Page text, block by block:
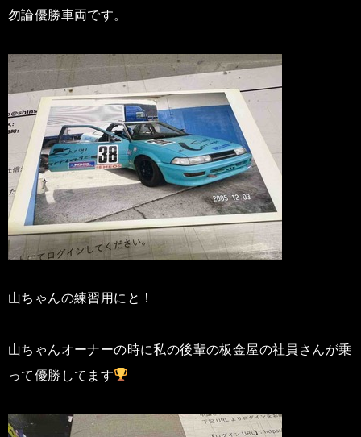
勿論優勝車両です。
山ちゃんの練習用にと！
山ちゃんオーナーの時に私の後輩の板金屋の社員さんが乗
って優勝してます